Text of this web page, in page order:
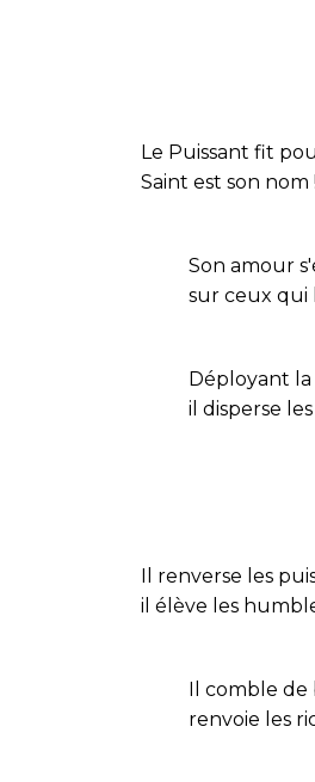
Le Puissant fit
Saint est son nom !
Son amour
sur ceux qui
Déployant la
il disperse
Il renverse les
il élève les
Il comble de
renvoie les